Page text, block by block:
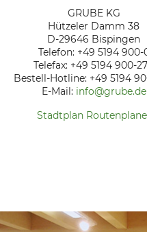
GRUBE KG
Hützeler Damm 38
D-29646 Bispingen
Telefon: +49 5194 900-
Telefax: +49 5194 900-
Bestell-Hotline: +49 5194
E-Mail: info@grube.de
Stadtplan